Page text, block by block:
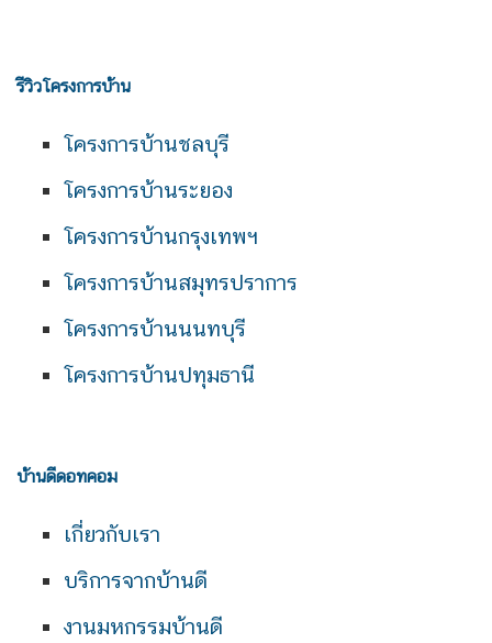
รีวิวโครงการบ้าน
โครงการบ้านชลบุรี
โครงการบ้านระยอง
โครงการบ้านกรุงเทพฯ
โครงการบ้านสมุทรปราการ
โครงการบ้านนนทบุรี
โครงการบ้านปทุมธานี
บ้านดีดอทคอม
เกี่ยวกับเรา
บริการจากบ้านดี
งานมหกรรมบ้านดี